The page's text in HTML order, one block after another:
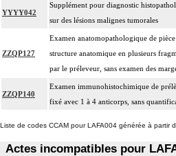
YYYY042
Supplément pour diagnostic
sur des lésions malignes tumorales
ZZQP127
Examen anatomopathologique de
structure anatomique en plusieurs
par le préleveur, sans examen des
ZZQP140
Examen immunohistochimique de
fixé avec 1 à 4 anticorps, sans
Liste de codes CCAM pour LAFA004 générée à partir
Actes incompatibles pour